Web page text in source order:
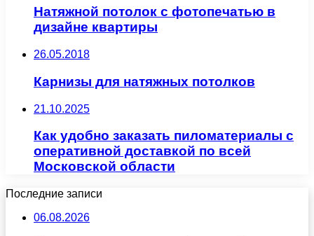
Натяжной потолок с фотопечатью в
дизайне квартиры
26.05.2018
Карнизы для натяжных потолков
21.10.2025
Как удобно заказать пиломатериалы с
оперативной доставкой по всей
Московской области
Последние записи
06.08.2026